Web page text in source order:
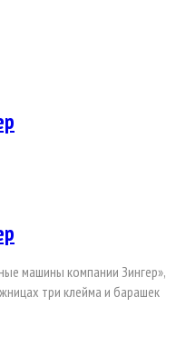
машины компании Зингер»,
три клейма и барашек